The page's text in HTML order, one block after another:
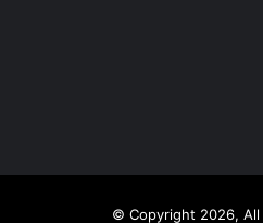
© Copyright 2026,